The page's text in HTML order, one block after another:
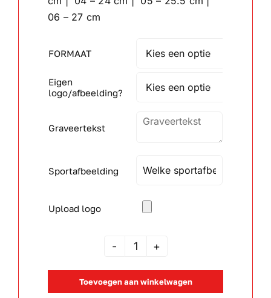
Gepersonaliseerde artikelen
Aanbiedingen
06 – 27 cm
FORMAAT 
Eigen
logo/afbeelding?

Graveertekst
Sportafbeelding
Upload logo
JSAR
101028
aantal
Toevoegen aan winkelwagen